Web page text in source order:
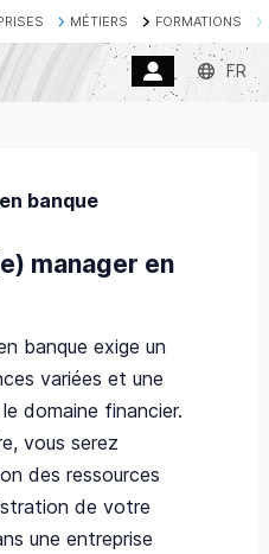
MÉTIERS FORMATIONS
FR
banque
manager en
banque exige un
variées et une
domaine financier.
vous serez
des ressources
de votre
une entreprise